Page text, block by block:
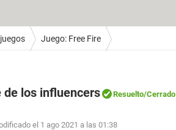
Juego: Free Fire
de los influencers Resuelto/Cerrado
el 1 ago 2021 a las 01:38